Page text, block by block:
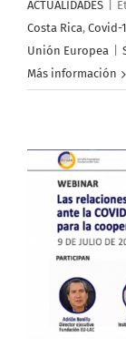
ACTUALIDADES
Costa Rica, Covid-
Unión Europea
Más información